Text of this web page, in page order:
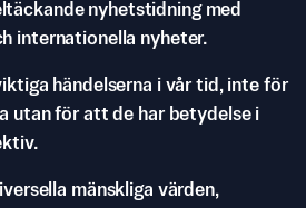
nyhetstidning med
internationella nyheter.
händelserna i vår tid, inte för
utan för att de har betydelse i
mänskliga värden,